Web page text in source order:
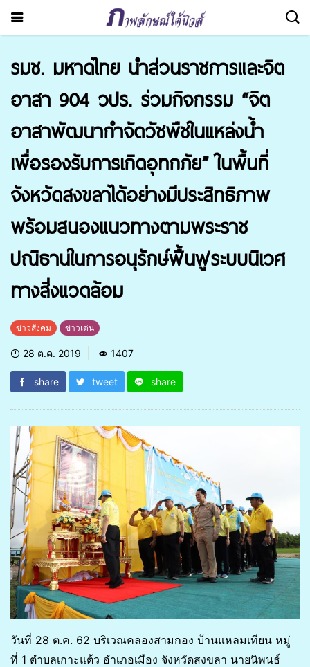
รมช. มหาดไทย นำส่วนราชการและจิต
อาสา 904 วปร. ร่วมกิจกรรม “จิต
อาสาพัฒนากำจัดวัชพืชในแหล่งน้ำ
เพื่อรองรับการเกิดอุทกภัย” ในพื้นที่
จังหวัดสงขลาได้อย่างมีประสิทธิภาพ
พร้อมสนองแนวทางตามพระราช
ปณิธานในการอนุรักษ์ฟื้นฟูระบบนิเวศ
ทางสิ่งแวดล้อม
ข่าวสังคม ข่าวเด่น
28 ต.ค. 2019 1407
share tweet share
วันที่ 28 ต.ค. 62 บริเวณคลองสามกอง บ้านแหลมเทียน หมู่
ที่ 1 ตำบลเกาะแต้ว อำเภอเมือง จังหวัดสงขลา นายนิพนธ์